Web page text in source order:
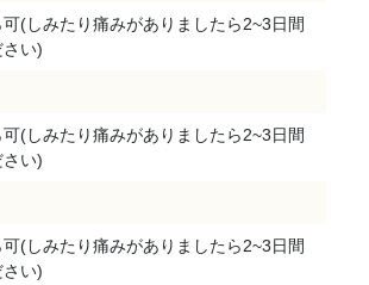
みたり痛みがありましたら2~3日間
い)
みたり痛みがありましたら2~3日間
い)
みたり痛みがありましたら2~3日間
い)